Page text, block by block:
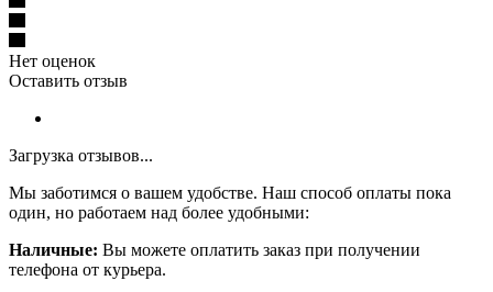
Нет оценок
Оставить отзыв
Загрузка отзывов...
Мы заботимся о вашем удобстве. Наш способ оплаты пока
один, но работаем над более удобными:
Наличные: Вы можете оплатить заказ при получении
телефона от курьера.